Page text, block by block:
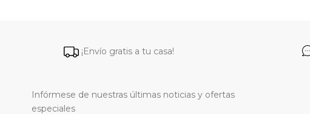
¡Envío gratis a tu casa!
Infórmese de nuestras últimas noticias y ofertas
especiales